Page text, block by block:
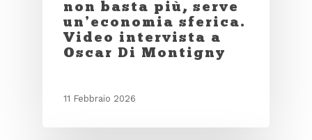
non basta più, serve
un’economia sferica.
Video intervista a
Oscar Di Montigny
11 Febbraio 2026